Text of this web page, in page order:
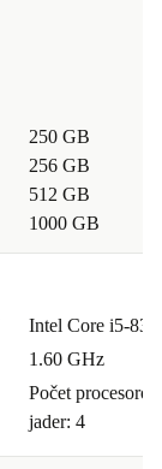
250 GB
256 GB
512 GB
1000 GB
Intel Core i5-
1.60 GHz
Počet
jader: 4